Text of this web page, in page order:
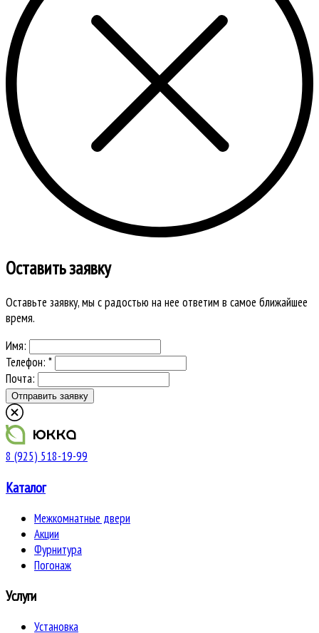
Оставить заявку
Оставьте заявку, мы с радостью на нее ответим в самое ближайшее
время.
Имя:
Телефон: *
Почта:
8 (925) 518-19-99
Каталог
Межкомнатные двери
Акции
Фурнитура
Погонаж
Услуги
Установка